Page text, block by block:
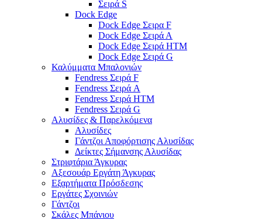
Σειρά S
Dock Edge
Dock Edge Σειρα F
Dock Edge Σειρά Α
Dock Edge Σειρά HTM
Dock Edge Σειρά G
Καλύμματα Μπαλονιών
Fendress Σειρά F
Fendress Σειρά A
Fendress Σειρά HTM
Fendress Σειρά G
Αλυσίδες & Παρελκόμενα
Αλυσίδες
Γάντζοι Αποφόρτισης Αλυσίδας
Δείκτες Σήμανσης Αλυσίδας
Στριφτάρια Άγκυρας
Αξεσουάρ Εργάτη Άγκυρας
Εξαρτήματα Πρόσδεσης
Εργάτες Σχοινιών
Γάντζοι
Σκάλες Μπάνιου